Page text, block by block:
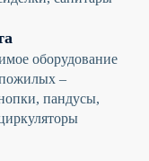
оборудование
–
пандусы,